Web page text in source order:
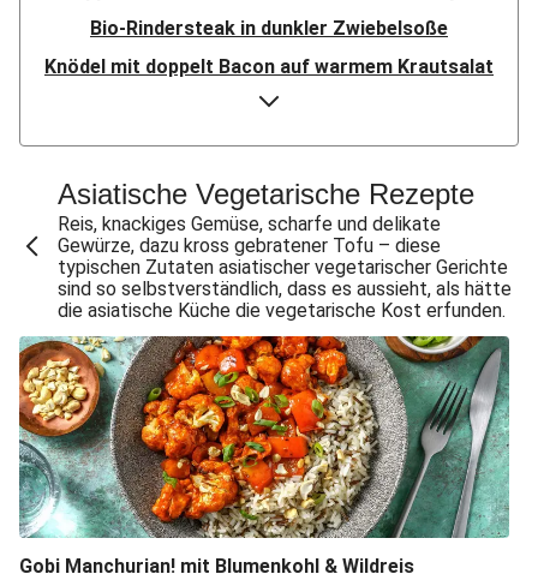
Bio-Rindersteak in dunkler Zwiebelsoße
Knödel mit doppelt Bacon auf warmem Krautsalat
Gewürzte Aubergine mit Bulgur
Doppelt Lammhack-Köfte mit Dilldip
Crispy Schweinesteak & Pommes aus dem Air-Fryer
Bio-Schweinemedaillons in dunkler Zwiebelsoße
Klassisches Gulasch mit doppelt Schweinefilet
Lachsfilet in Mango-Sahne-Soße
Doppelt Pangasius mit Tomaten-Sahne-Soße
Kohlrouladen mit doppelt Hackfleisch
Käsespätzle mit selbstgemachten Röstzwiebeln
Käsespätzlepfanne mit doppelt Schweinelachssteak
Schweinegulasch mit Petersilienkartoffeln
Klassisches Gulasch mit Bio-Schweinefilet
Hähnchen in Mango-Sahne-Soße
Asiatische Vegetarische Rezepte
Reis, knackiges Gemüse, scharfe und delikate
Gewürze, dazu kross gebratener Tofu – diese
typischen Zutaten asiatischer vegetarischer Gerichte
sind so selbstverständlich, dass es aussieht, als hätte
die asiatische Küche die vegetarische Kost erfunden.
Gobi Manchurian! mit Blumenkohl & Wildreis